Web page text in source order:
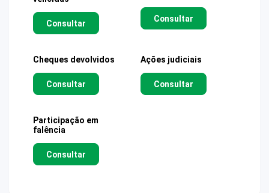
Consultar Consultar
Cheques devolvidos
Consultar
Ações judiciais
Consultar
Participação em
falência
Consultar